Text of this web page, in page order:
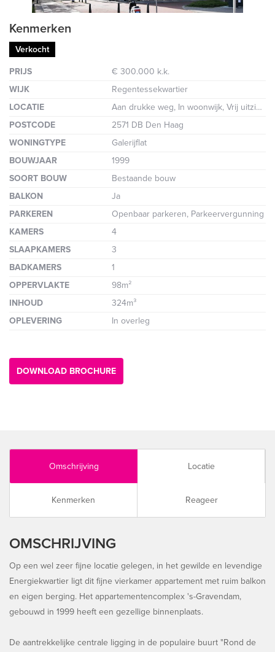
Kenmerken
Verkocht
PRIJS
€ 300.000 k.k.
WIJK
Regentessekwartier
LOCATIE
Aan drukke weg, In woonwijk, Vrij uitzicht
POSTCODE
2571 DB Den Haag
WONINGTYPE
Galerijflat
BOUWJAAR
1999
SOORT BOUW
Bestaande bouw
BALKON
Ja
PARKEREN
Openbaar parkeren, Parkeervergunning
KAMERS
4
SLAAPKAMERS
3
BADKAMERS
1
OPPERVLAKTE
98m²
INHOUD
324m³
OPLEVERING
In overleg
DOWNLOAD BROCHURE
Omschrijving Locatie
Kenmerken Reageer
OMSCHRIJVING
Op een wel zeer fijne locatie gelegen, in het gewilde en levendige
Energiekwartier ligt dit fijne vierkamer appartement met ruim balkon
en eigen berging. Het appartementencomplex 's-Gravendam,
gebouwd in 1999 heeft een gezellige binnenplaats.
De aantrekkelijke centrale ligging in de populaire buurt "Rond de